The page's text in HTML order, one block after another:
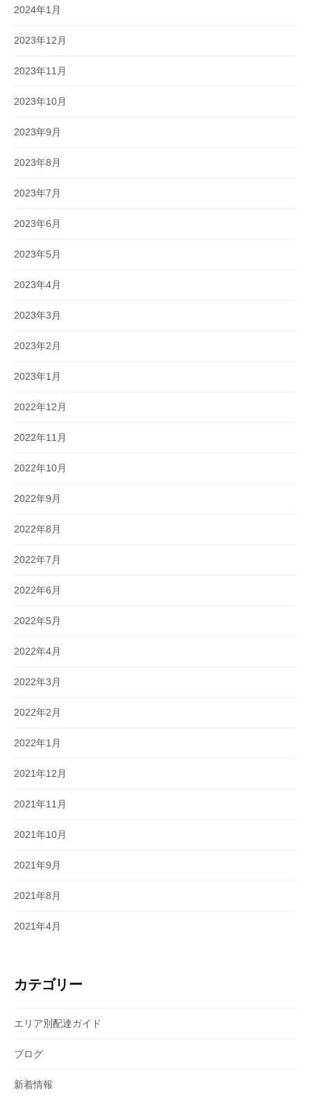
2024年1月
2023年12月
2023年11月
2023年10月
2023年9月
2023年8月
2023年7月
2023年6月
2023年5月
2023年4月
2023年3月
2023年2月
2023年1月
2022年12月
2022年11月
2022年10月
2022年9月
2022年8月
2022年7月
2022年6月
2022年5月
2022年4月
2022年3月
2022年2月
2022年1月
2021年12月
2021年11月
2021年10月
2021年9月
2021年8月
2021年4月
カテゴリー
エリア別配達ガイド
ブログ
新着情報